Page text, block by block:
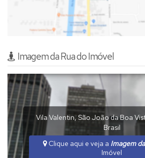
Imagem da Rua do Imóvel
Vila Valentin, São João da Boa
Brasil
Clique aqui e veja a Imagem
Imóvel